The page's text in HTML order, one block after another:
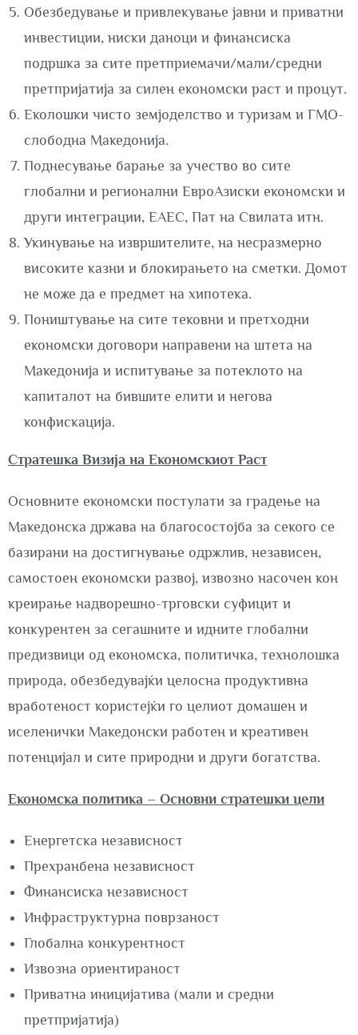
Обезбедување и привлекување јавни и приватни
инвестиции, ниски даноци и финансиска
подршка за сите претприемачи/мали/средни
претпријатија за силен економски раст и процут.
Еколошки чисто земјоделство и туризам и ГМО-
слободна Македонија.
Поднесување барање за учество во сите
глобални и регионални ЕвроАзиски економски и
други интеграции, ЕАЕС, Пат на Свилата итн.
Укинување на извршителите, на несразмерно
високите казни и блокирањето на сметки. Домот
не може да е предмет на хипотека.
Поништување на сите тековни и претходни
економски договори направени на штета на
Македонија и испитување за потеклото на
капиталот на бившите елити и негова
конфискација.
Стратешка Визија на Економскиот Раст
Основните економски постулати за градење на
Македонска држава на благосостојба за секого се
базирани на достигнување одржлив, независен,
самостоен економски развој, извозно насочен кон
креирање надворешно-трговски суфицит и
конкурентен за сегашните и идните глобални
предизвици од економска, политичка, технолошка
природа, обезбедувајќи целосна продуктивна
вработеност користејќи го целиот домашен и
иселенички Македонски работен и креативен
потенцијал и сите природни и други богатства.
Економска политика – Основни стратешки цели
Енергетска независност
Прехранбена независност
Финансиска независност
Инфраструктурна поврзаност
Глобална конкурентност
Извозна ориентираност
Приватна иницијатива (мали и средни
претпријатија)